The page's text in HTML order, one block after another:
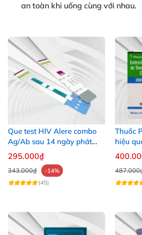
an toàn khi uống cùng với nhau.
Que test HIV Alere combo
Ag/Ab sau 14 ngày phát
hiện HIV chính xác
295.000₫
343.000₫
-14%
(45)
Thuốc
hiệu
người